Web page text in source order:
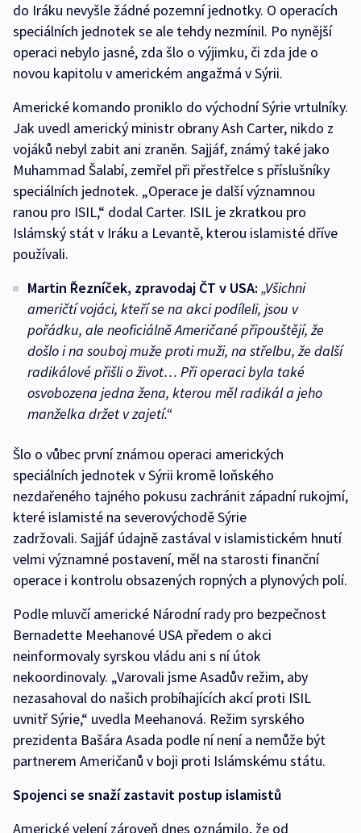
do Iráku nevyšle žádné pozemní jednotky. O operacích
speciálních jednotek se ale tehdy nezmínil. Po nynější
operaci nebylo jasné, zda šlo o výjimku, či zda jde o
novou kapitolu v americkém angažmá v Sýrii.
Americké komando proniklo do východní Sýrie vrtulníky.
Jak uvedl americký ministr obrany Ash Carter, nikdo z
vojáků nebyl zabit ani zraněn. Sajjáf, známý také jako
Muhammad Šalabí, zemřel při přestřelce s příslušníky
speciálních jednotek. „Operace je další významnou
ranou pro ISIL,“ dodal Carter. ISIL je zkratkou pro
Islámský stát v Iráku a Levantě, kterou islamisté dříve
používali.
Martin Řezníček, zpravodaj ČT v USA: „Všichni
američtí vojáci, kteří se na akci podíleli, jsou v
pořádku, ale neoficiálně Američané připouštějí, že
došlo i na souboj muže proti muži, na střelbu, že další
radikálové přišli o život… Při operaci byla také
osvobozena jedna žena, kterou měl radikál a jeho
manželka držet v zajetí.“
Šlo o vůbec první známou operaci amerických
speciálních jednotek v Sýrii kromě loňského
nezdařeného tajného pokusu zachránit západní rukojmí,
které islamisté na severovýchodě Sýrie
zadržovali. Sajjáf údajně zastával v islamistickém hnutí
velmi významné postavení, měl na starosti finanční
operace i kontrolu obsazených ropných a plynových polí.
Podle mluvčí americké Národní rady pro bezpečnost
Bernadette Meehanové USA předem o akci
neinformovaly syrskou vládu ani s ní útok
nekoordinovaly. „Varovali jsme Asadův režim, aby
nezasahoval do našich probíhajících akcí proti ISIL
uvnitř Sýrie,“ uvedla Meehanová. Režim syrského
prezidenta Bašára Asada podle ní není a nemůže být
partnerem Američanů v boji proti Islámskému státu.
Spojenci se snaží zastavit postup islamistů
Americké velení zároveň dnes oznámilo, že od